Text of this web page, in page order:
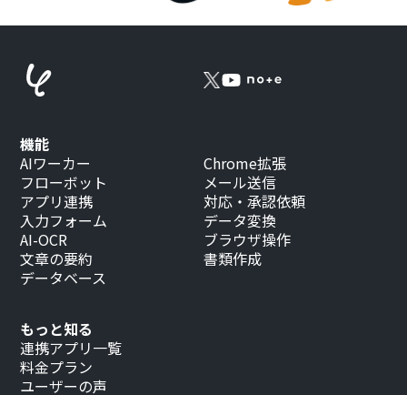
もっと知る
連携アプリ一覧
料金プラン
ユーザーの声
機能
AIワーカー
フローボット
アプリ連携
入力フォーム
AI-OCR
文章の要約
データベース
Chrome拡張
メール送信
対応・承認依頼
データ変換
ブラウザ操作
書類作成